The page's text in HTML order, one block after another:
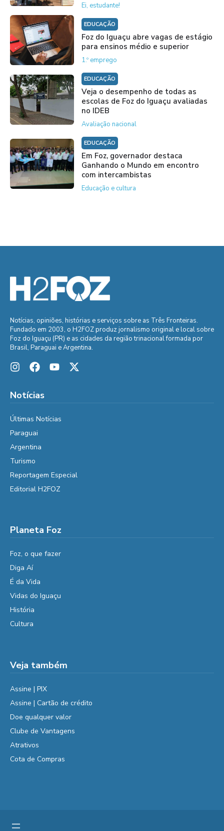
Ei, estudante!
EDUCAÇÃO
Foz do Iguaçu abre vagas de estágio
para ensinos médio e superior
1.º emprego
EDUCAÇÃO
Veja o desempenho de todas as
escolas de Foz do Iguaçu avaliadas
no IDEB
Avaliação nacional
EDUCAÇÃO
Em Foz, governador destaca
Ganhando o Mundo em encontro
com intercambistas
Educação e cultura
Notícias, opiniões, histórias e serviços sobre as Três Fronteiras.
Fundado em 2003, o H2FOZ produz jornalismo original e local sobre
Foz do Iguaçu (PR) e as cidades da região trinacional formada por
Brasil, Paraguai e Argentina.
Notícias
Últimas Notícias
Paraguai
Argentina
Turismo
Reportagem Especial
Editorial H2FOZ
Planeta Foz
Foz, o que fazer
Diga Aí
É da Vida
Vidas do Iguaçu
História
Cultura
Veja também
Assine | PIX
Assine | Cartão de crédito
Doe qualquer valor
Clube de Vantagens
Atrativos
Cota de Compras